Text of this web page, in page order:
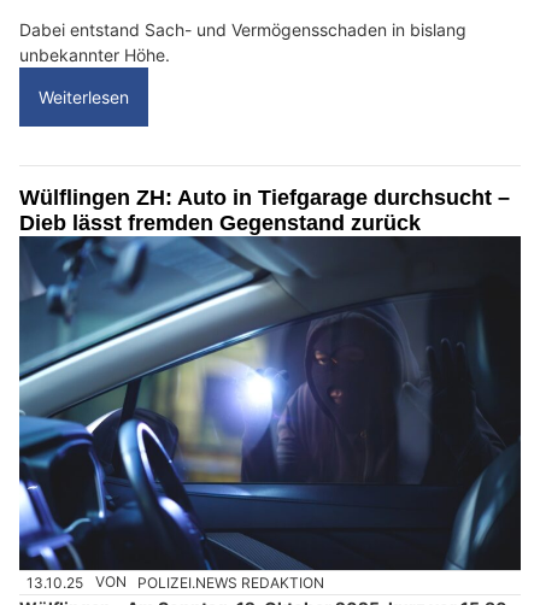
Dabei entstand Sach- und Vermögensschaden in bislang
unbekannter Höhe.
Weiterlesen
Wülflingen ZH: Auto in Tiefgarage durchsucht –
Dieb lässt fremden Gegenstand zurück
13.10.25 VON POLIZEI.NEWS REDAKTION